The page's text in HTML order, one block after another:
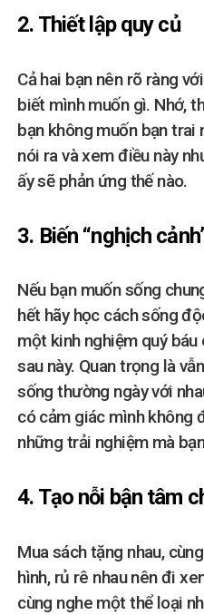
2. Thiết lập quy củ
Cả hai bạn nên rõ ràng
biết mình muốn gì. Nhớ,
bạn không muốn bạn
nói ra và xem điều này
ấy sẽ phản ứng thế nào.
3. Biến “nghịch
Nếu bạn muốn sống
hết hãy học cách sống
một kinh nghiệm quý
sau này. Quan trọng là
sống thường ngày với
có cảm giác mình không
những trải nghiệm mà
4. Tạo nỗi bận tâm
Mua sách tặng nhau,
hình, rủ rê nhau nên đi
cùng nghe một thể loại